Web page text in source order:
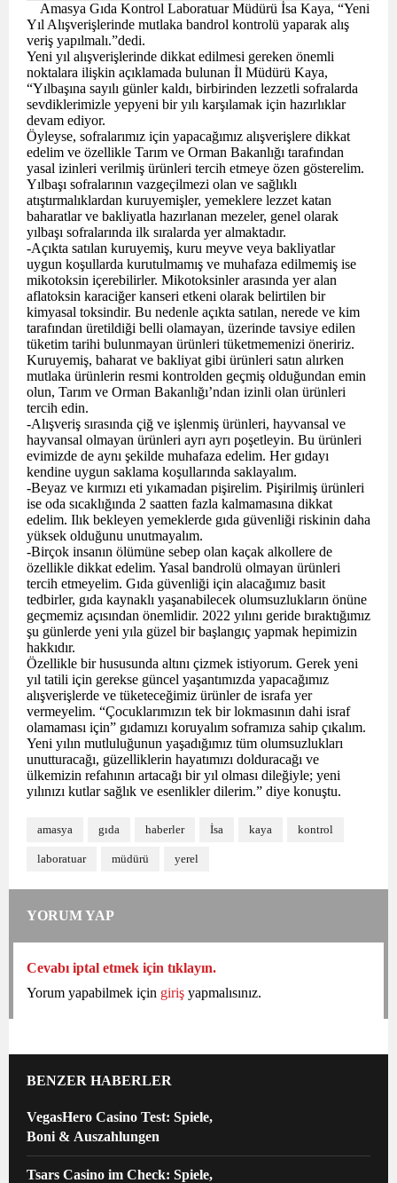
Amasya Gıda Kontrol Laboratuar Müdürü İsa Kaya, “Yeni
Yıl Alışverişlerinde mutlaka bandrol kontrolü yaparak alış
veriş yapılmalı.”dedi.
Yeni yıl alışverişlerinde dikkat edilmesi gereken önemli
noktalara ilişkin açıklamada bulunan İl Müdürü Kaya,
“Yılbaşına sayılı günler kaldı, birbirinden lezzetli sofralarda
sevdiklerimizle yepyeni bir yılı karşılamak için hazırlıklar
devam ediyor.
Öyleyse, sofralarımız için yapacağımız alışverişlere dikkat
edelim ve özellikle Tarım ve Orman Bakanlığı tarafından
yasal izinleri verilmiş ürünleri tercih etmeye özen gösterelim.
Yılbaşı sofralarının vazgeçilmezi olan ve sağlıklı
atıştırmalıklardan kuruyemişler, yemeklere lezzet katan
baharatlar ve bakliyatla hazırlanan mezeler, genel olarak
yılbaşı sofralarında ilk sıralarda yer almaktadır.
-Açıkta satılan kuruyemiş, kuru meyve veya bakliyatlar
uygun koşullarda kurutulmamış ve muhafaza edilmemiş ise
mikotoksin içerebilirler. Mikotoksinler arasında yer alan
aflatoksin karaciğer kanseri etkeni olarak belirtilen bir
kimyasal toksindir. Bu nedenle açıkta satılan, nerede ve kim
tarafından üretildiği belli olamayan, üzerinde tavsiye edilen
tüketim tarihi bulunmayan ürünleri tüketmemenizi öneririz.
Kuruyemiş, baharat ve bakliyat gibi ürünleri satın alırken
mutlaka ürünlerin resmi kontrolden geçmiş olduğundan emin
olun, Tarım ve Orman Bakanlığı’ndan izinli olan ürünleri
tercih edin.
-Alışveriş sırasında çiğ ve işlenmiş ürünleri, hayvansal ve
hayvansal olmayan ürünleri ayrı ayrı poşetleyin. Bu ürünleri
evimizde de aynı şekilde muhafaza edelim. Her gıdayı
kendine uygun saklama koşullarında saklayalım.
-Beyaz ve kırmızı eti yıkamadan pişirelim. Pişirilmiş ürünleri
ise oda sıcaklığında 2 saatten fazla kalmamasına dikkat
edelim. Ilık bekleyen yemeklerde gıda güvenliği riskinin daha
yüksek olduğunu unutmayalım.
-Birçok insanın ölümüne sebep olan kaçak alkollere de
özellikle dikkat edelim. Yasal bandrolü olmayan ürünleri
tercih etmeyelim. Gıda güvenliği için alacağımız basit
tedbirler, gıda kaynaklı yaşanabilecek olumsuzlukların önüne
geçmemiz açısından önemlidir. 2022 yılını geride bıraktığımız
şu günlerde yeni yıla güzel bir başlangıç yapmak hepimizin
hakkıdır.
Özellikle bir hususunda altını çizmek istiyorum. Gerek yeni
yıl tatili için gerekse güncel yaşantımızda yapacağımız
alışverişlerde ve tüketeceğimiz ürünler de israfa yer
vermeyelim. “Çocuklarımızın tek bir lokmasının dahi israf
olamaması için” gıdamızı koruyalım soframıza sahip çıkalım.
Yeni yılın mutluluğunun yaşadığımız tüm olumsuzlukları
unutturacağı, güzelliklerin hayatımızı dolduracağı ve
ülkemizin refahının artacağı bir yıl olması dileğiyle; yeni
yılınızı kutlar sağlık ve esenlikler dilerim.” diye konuştu.
amasya gıda haberler İsa kaya kontrol
laboratuar müdürü yerel
YORUM YAP
Cevabı iptal etmek için tıklayın.
Yorum yapabilmek için giriş yapmalısınız.
BENZER HABERLER
VegasHero Casino Test: Spiele,
Boni & Auszahlungen
Tsars Casino im Check: Spiele,